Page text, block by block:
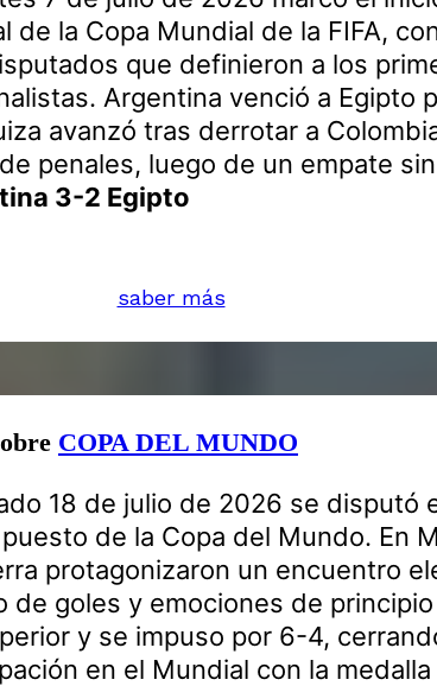
de la Copa Mundial de la FIFA,
que definieron a los
Argentina venció a Egipto
avanzó tras derrotar a
penales, luego de un empate
3-2 Egipto
saber más
COPA DEL MUNDO
18 de julio de 2026 se disputó
de la Copa del Mundo. En
protagonizaron un encuentro
de goles y emociones de
y se impuso por 6-4,
en el Mundial con la